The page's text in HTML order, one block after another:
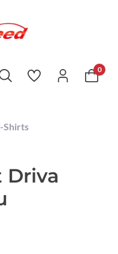
0
Shirts
Driva